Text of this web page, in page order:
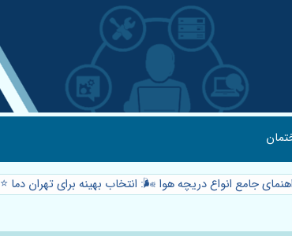
جامع انواع دریچه هوا 🌬️: انتخاب بهینه برای تهران دما ⭐️